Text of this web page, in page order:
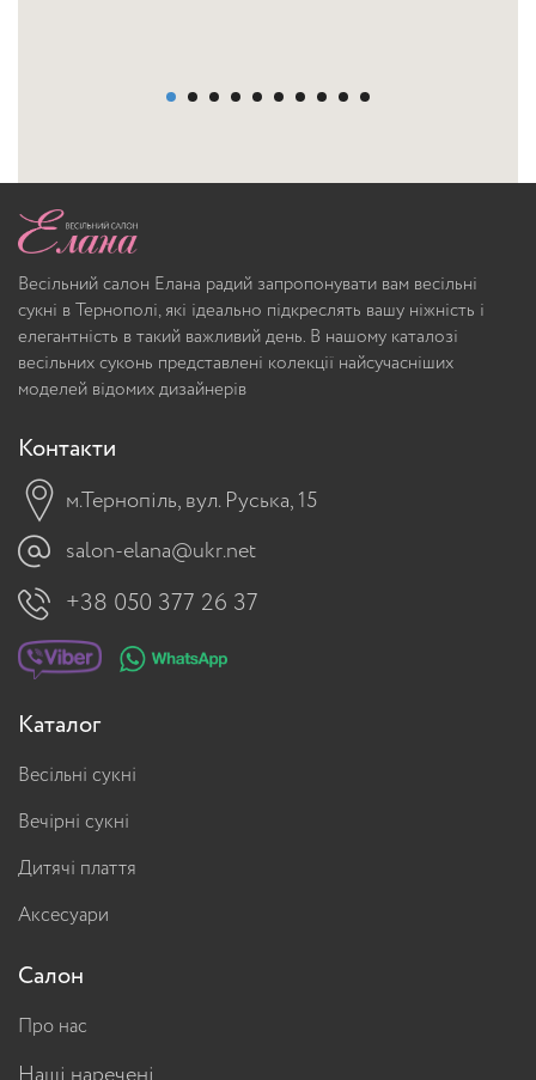
Весільний салон Елана радий запропонувати вам весільні
сукні в Тернополі, які ідеально підкреслять вашу ніжність і
елегантність в такий важливий день. В нашому каталозі
весільних суконь представлені колекції найсучасніших
моделей відомих дизайнерів
Контакти
м.Тернопіль, вул. Руська, 15
salon-elana@ukr.net
+38 050 377 26 37
Каталог
Весільні сукні
Вечірні сукні
Дитячі плаття
Аксесуари
Салон
Про нас